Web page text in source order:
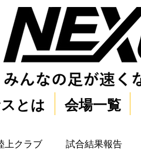
とは 会場一覧
上クラブ 試合結果報告